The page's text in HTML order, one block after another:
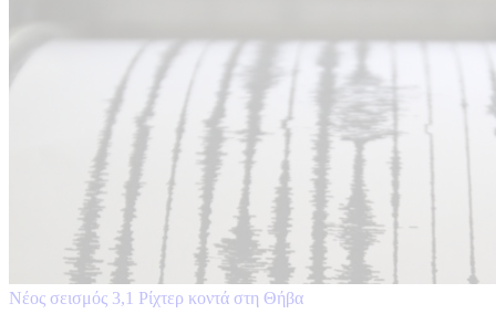
Νέος σεισμός 3,1 Ρίχτερ κοντά στη Θήβα